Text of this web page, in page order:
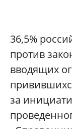
36,5%
против
вводящих
за